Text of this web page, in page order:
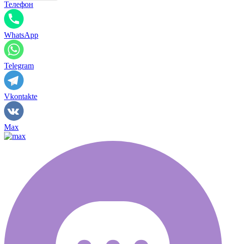
Телефон
WhatsApp
Telegram
Vkontakte
Max